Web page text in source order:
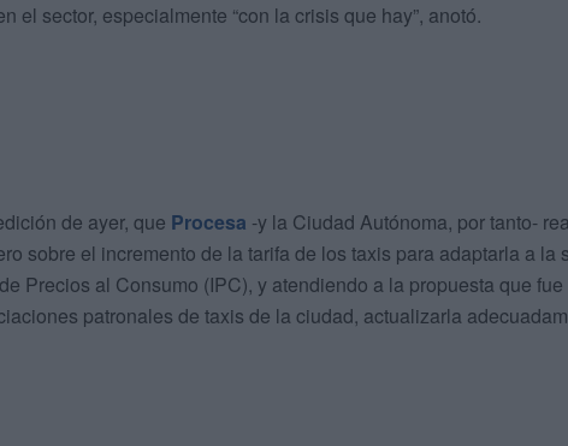
el sector, especialmente “con la crisis que hay”, anotó.
de ayer, que Procesa -y la Ciudad Autónoma, por tanto-
sobre el incremento de la tarifa de los taxis para adaptarla a la
Precios al Consumo (IPC), y atendiendo a la propuesta que
patronales de taxis de la ciudad, actualizarla